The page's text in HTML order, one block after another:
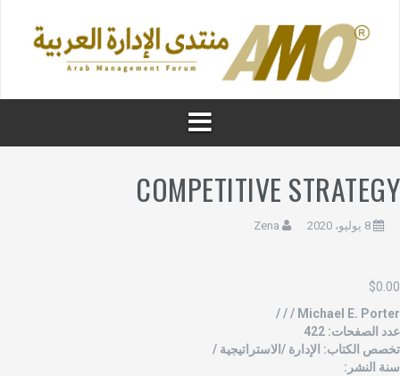
COMPETITIVE
8 يوليو، 2020 Zena
$
Michael E. Porter / /
الصفحات: 422
الكتاب: الإدارة /الاستراتيجية /
النشر: